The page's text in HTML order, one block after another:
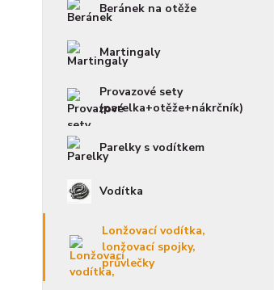
Beránek na otěže
Martingaly
Provazové sety
(parelka+otěže+nákrčník)
Parelky s vodítkem
Vodítka
Lonžovací vodítka,
lonžovací spojky,
průvlečky